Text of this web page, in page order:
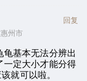
州市
回复
基本无法分辨出
一定大小才能分得
就可以啦。